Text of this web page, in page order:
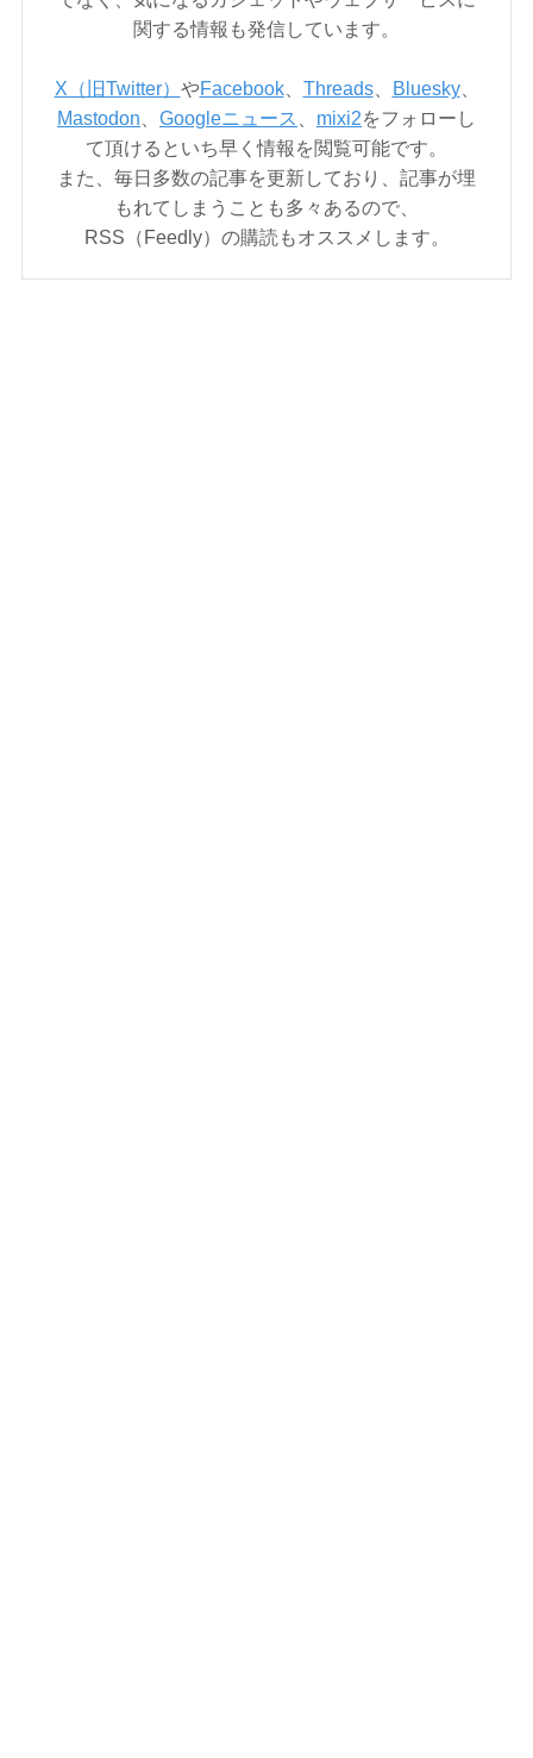
関する情報も発信しています。
X（旧Twitter） やFacebook、 Threads、 Bluesky、
Mastodon
Googleニュース mixi2をフォローし
て頂けるといち早く情報を閲覧可能です。
また、毎日多数の記事を更新しており、記事が埋
もれてしまうことも多々あるので、
RSS（Feedly）の購読もオススメします。